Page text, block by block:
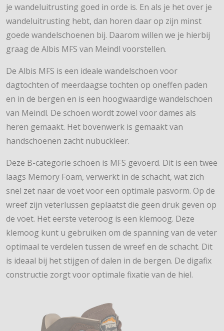
je wandeluitrusting goed in orde is. En als je het over je
wandeluitrusting hebt, dan horen daar op zijn minst
goede wandelschoenen bij. Daarom willen we je hierbij
graag de Albis MFS van Meindl voorstellen.
De Albis MFS is een ideale wandelschoen voor
dagtochten of meerdaagse tochten op oneffen paden
en in de bergen en is een hoogwaardige wandelschoen
van Meindl. De schoen wordt zowel voor dames als
heren gemaakt. Het bovenwerk is gemaakt van
handschoenen zacht nubuckleer.
Deze B-categorie schoen is MFS gevoerd. Dit is een twee
laags Memory Foam, verwerkt in de schacht, wat zich
snel zet naar de voet voor een optimale pasvorm. Op de
wreef zijn veterlussen geplaatst die geen druk geven op
de voet. Het eerste veteroog is een klemoog. Deze
klemoog kunt u gebruiken om de spanning van de veter
optimaal te verdelen tussen de wreef en de schacht. Dit
is ideaal bij het stijgen of dalen in de bergen. De digafix
constructie zorgt voor optimale fixatie van de hiel.